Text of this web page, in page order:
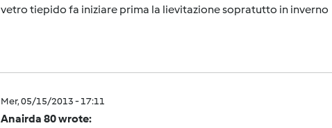
vetro tiepido fa iniziare prima la lievitazione sopratutto in inverno
Mer, 05/15/2013 - 17:11
Anairda 80 wrote: